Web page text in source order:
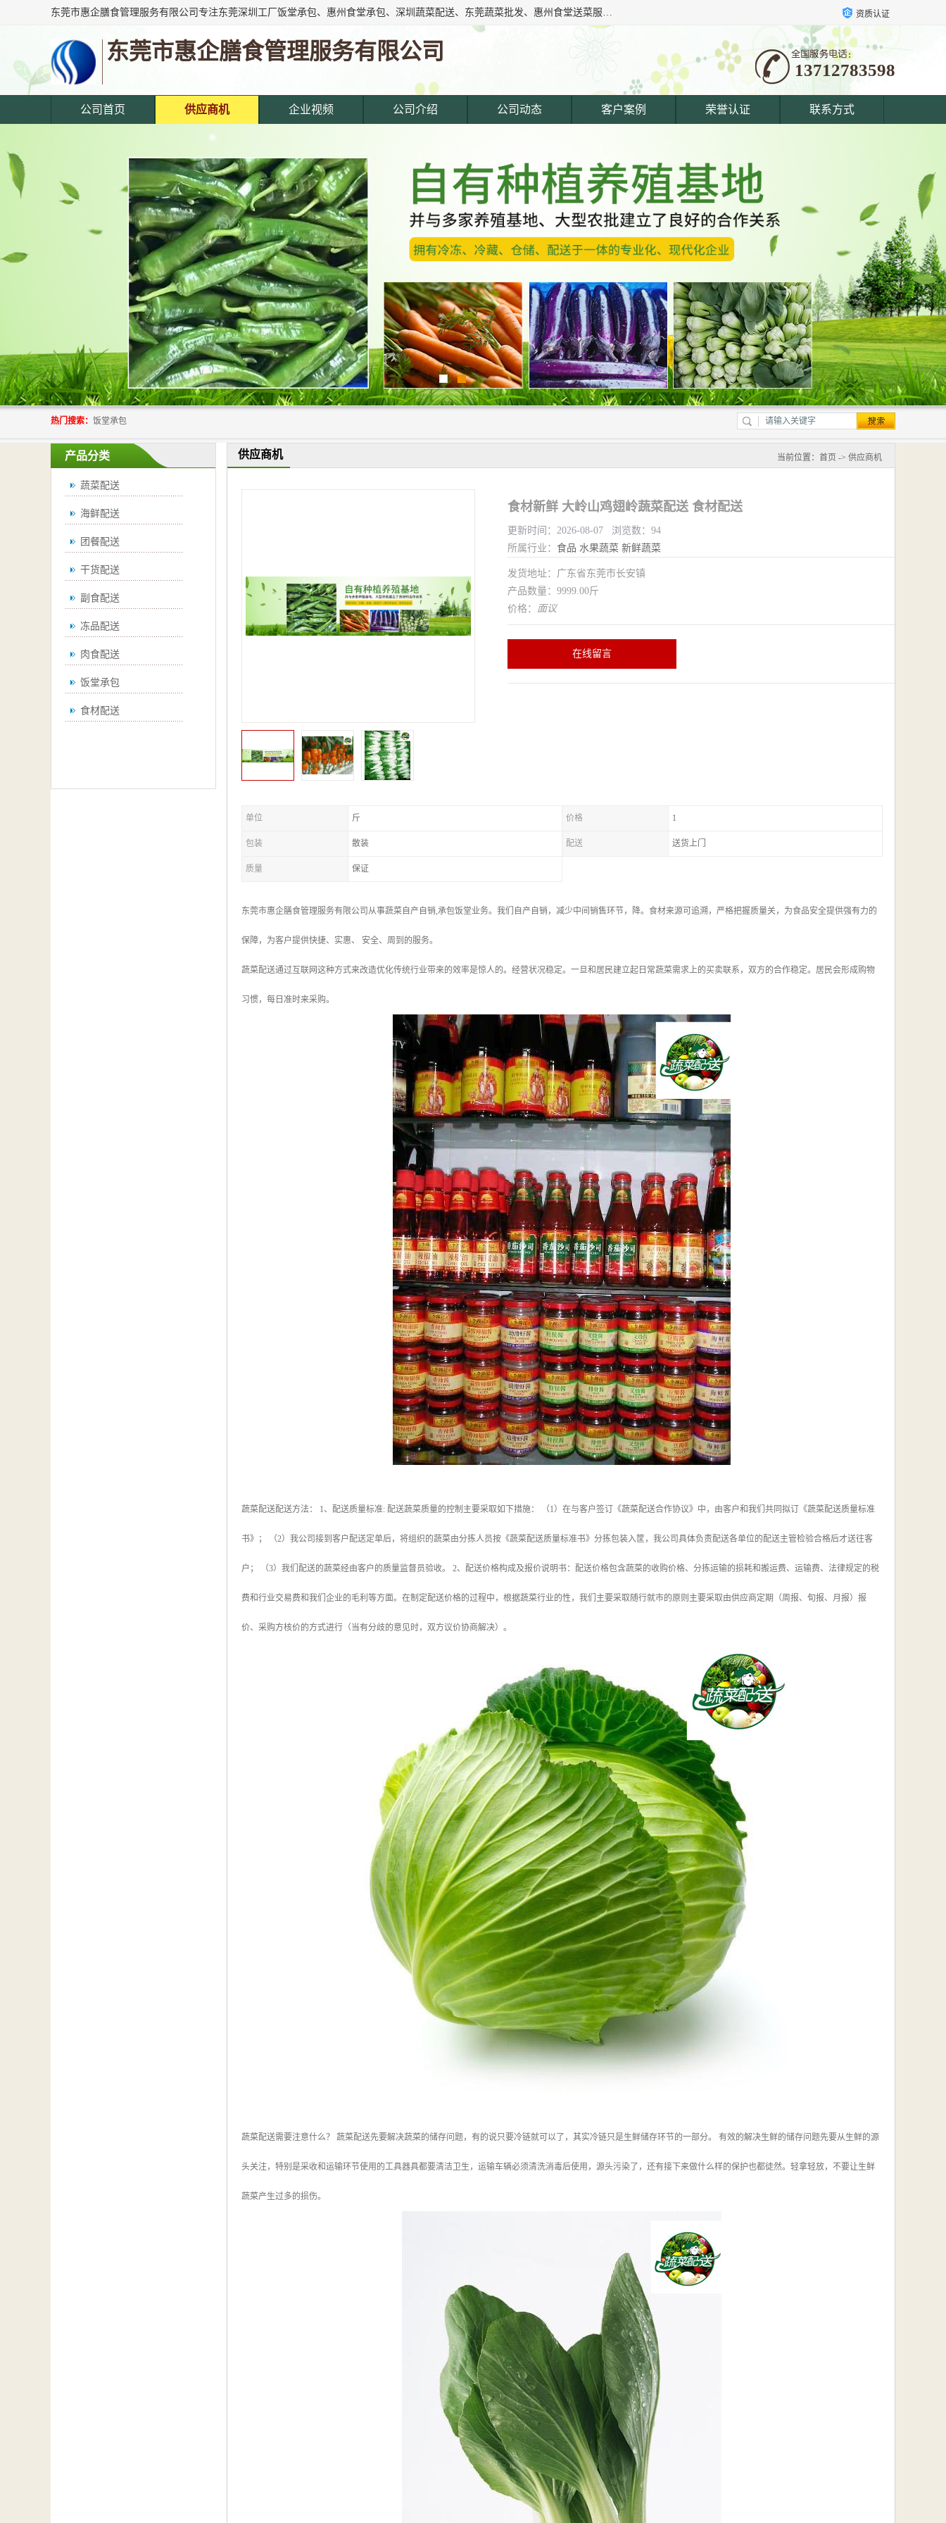
东莞市惠企膳食管理服务有限公司专注东莞深圳工厂饭堂承包、惠州食堂承包、深圳蔬菜配送、东莞蔬菜批发、惠州食堂送菜服务等综合性膳食服务公司。经营范围覆盖东城寮,主营产品: 东莞蔬菜配送公司,深圳饭堂承包公司,惠州饭堂承包公司,东莞饭堂承包公司,深圳蔬菜配送公司,厚街蔬菜配送公司,东莞食堂承包公司,东莞食材. 资质认证
东莞市惠企膳食管理服务有限公司
13712783598
公司首页 供应商机 企业视频 公司介绍 公司动态 客户案例 荣誉认证 联系方式
热门搜索： 饭堂承包
产品分类
蔬菜配送
海鲜配送
团餐配送
干货配送
副食配送
冻品配送
肉食配送
饭堂承包
食材配送
供应商机 当前位置： 首页 -> 供应商机
食材新鲜 大岭山鸡翅岭蔬菜配送 食材配送
更新时间：2026-08-07 浏览数：94
所属行业： 食品 水果蔬菜 新鲜蔬菜
发货地址：广东省东莞市长安镇
产品数量：9999.00斤
价格： 面议
在线留言
单位 斤 价格 1
包装 散装 配送 送货上门
质量 保证
东莞市惠企膳食管理服务有限公司从事蔬菜自产自销,承包饭堂业务。我们自产自销，减少中间销售环节，降。食材来源可追溯，严格把握质量关，为食品安全提供强有力的
保障，为客户提供快捷、实惠、 安全、周到的服务。
蔬菜配送通过互联网这种方式来改造优化传统行业带来的效率是惊人的。经营状况稳定。一旦和居民建立起日常蔬菜需求上的买卖联系，双方的合作稳定。居民会形成购物
习惯，每日准时来采购。
蔬菜配送配送方法： 1、配送质量标准: 配送蔬菜质量的控制主要采取如下措施： （1）在与客户签订《蔬菜配送合作协议》中，由客户和我们共同拟订《蔬菜配送质量标准
书》； （2）我公司接到客户配送定单后，将组织的蔬菜由分拣人员按《蔬菜配送质量标准书》分拣包装入筐，我公司具体负责配送各单位的配送主管检验合格后才送往客
户； （3）我们配送的蔬菜经由客户的质量监督员验收。 2、配送价格构成及报价说明书：配送价格包含蔬菜的收购价格、分拣运输的损耗和搬运费、运输费、法律规定的税
费和行业交易费和我们企业的毛利等方面。在制定配送价格的过程中，根据蔬菜行业的性，我们主要采取随行就市的原则主要采取由供应商定期（周报、旬报、月报）报
价、采购方核价的方式进行（当有分歧的意见时，双方议价协商解决）。
蔬菜配送需要注意什么？ 蔬菜配送先要解决蔬菜的储存问题，有的说只要冷链就可以了，其实冷链只是生鲜储存环节的一部分。 有效的解决生鲜的储存问题先要从生鲜的源
头关注，特别是采收和运输环节使用的工具器具都要清洁卫生，运输车辆必须清洗消毒后使用，源头污染了，还有接下来做什么样的保护也都徒然。轻拿轻放，不要让生鲜
蔬菜产生过多的损伤。